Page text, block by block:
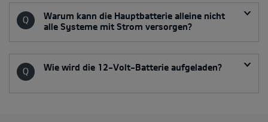
Warum kann die Hauptbatterie alleine nicht
alle Systeme mit Strom versorgen?
Wie wird die 12-Volt-Batterie aufgeladen?